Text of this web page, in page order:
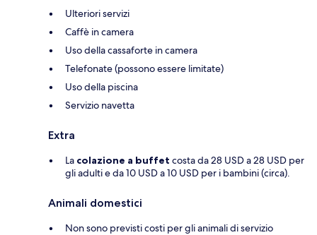
Ulteriori servizi
Caffè in camera
Uso della cassaforte in camera
Telefonate (possono essere limitate)
Uso della piscina
Servizio navetta
Extra
La colazione a buffet costa da 28 USD a 28 USD per
gli adulti e da 10 USD a 10 USD per i bambini (circa).
Animali domestici
Non sono previsti costi per gli animali di servizio